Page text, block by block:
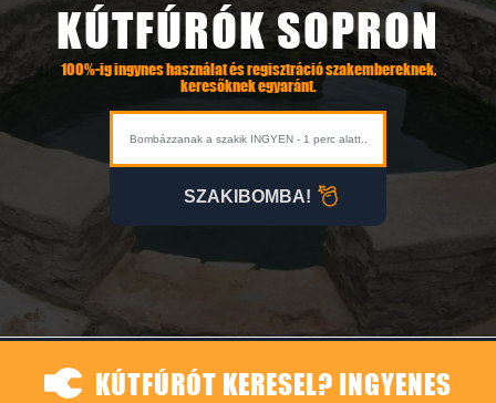
KÚTFÚRÓK SOPRON
100%-ig ingynes használat és regisztráció szakembereknek,
keresőknek egyaránt.
SZAKIBOMBA!
KÚTFÚRÓT KERESEL? INGYENES